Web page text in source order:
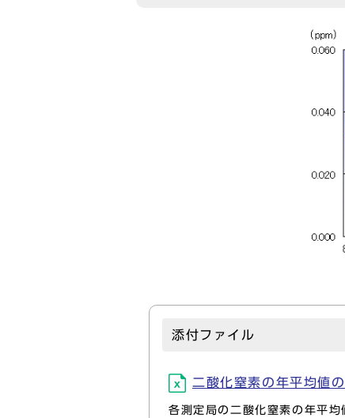
添付ファイル
二酸化窒素の年平均
各測定局の二酸化窒素の年平均